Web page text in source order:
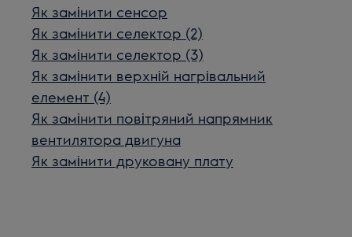
Як замінити сенсор
Як замінити селектор (2)
Як замінити селектор (3)
Як замінити верхній нагрівальний
елемент (4)
Як замінити повітряний напрямник
вентилятора двигуна
Як замінити друковану плату